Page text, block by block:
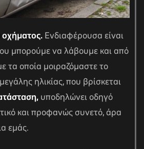
Ενδιαφέρουσα είναι
μπορούμε να λάβουμε και από
τα οποία μοιραζόμαστε το
ηλικίας, που βρίσκεται
υποδηλώνει οδηγό
και προφανώς συνετό, άρα
εμάς.